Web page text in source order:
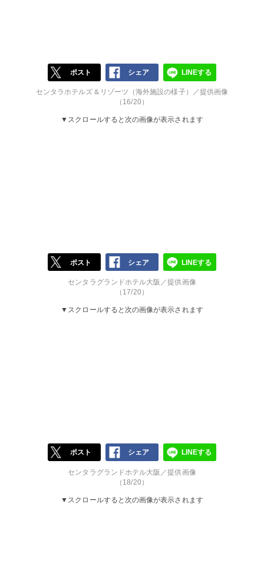
ポスト シェア LINEする
センタラホテルズ＆リゾーツ（海外施設の様子）／提供画像
（16/20）
▼スクロールすると次の画像が表示されます
ポスト シェア LINEする
センタラグランドホテル大阪／提供画像
（17/20）
▼スクロールすると次の画像が表示されます
ポスト シェア LINEする
センタラグランドホテル大阪／提供画像
（18/20）
▼スクロールすると次の画像が表示されます